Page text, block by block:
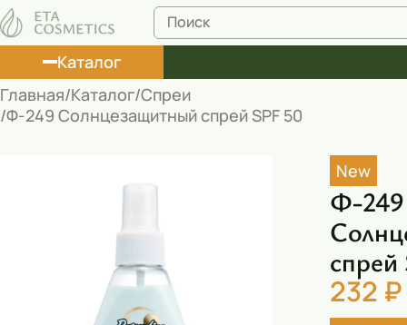
Каталог
Маски косметические
Муссы
Масла
Главная Каталог Спреи
Ф-249 Солнцезащитный спрей SPF 50
New
Ф-249
спрей
232 ₽